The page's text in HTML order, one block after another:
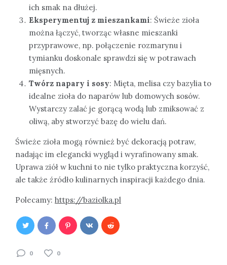
ich smak na dłużej.
Eksperymentuj z mieszankami: Świeże zioła
można łączyć, tworząc własne mieszanki
przyprawowe, np. połączenie rozmarynu i
tymianku doskonale sprawdzi się w potrawach
mięsnych.
Twórz napary i sosy: Mięta, melisa czy bazylia to
idealne zioła do naparów lub domowych sosów.
Wystarczy zalać je gorącą wodą lub zmiksować z
oliwą, aby stworzyć bazę do wielu dań.
Świeże zioła mogą również być dekoracją potraw,
nadając im elegancki wygląd i wyrafinowany smak.
Uprawa ziół w kuchni to nie tylko praktyczna korzyść,
ale także źródło kulinarnych inspiracji każdego dnia.
Polecamy: https://baziolka.pl
0 0